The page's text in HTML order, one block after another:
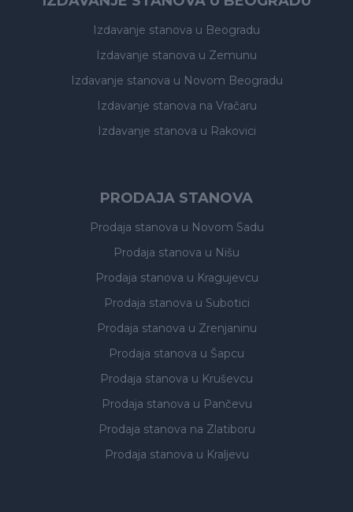
Izdavanje stanova u Beogradu
Izdavanje stanova u Zemunu
Izdavanje stanova u Novom Beogradu
Izdavanje stanova na Vračaru
Izdavanje stanova u Rakovici
PRODAJA STANOVA
Prodaja stanova u Novom Sadu
Prodaja stanova u Nišu
Prodaja stanova u Kragujevcu
Prodaja stanova u Subotici
Prodaja stanova u Zrenjaninu
Prodaja stanova u Šapcu
Prodaja stanova u Kruševcu
Prodaja stanova u Pančevu
Prodaja stanova na Zlatiboru
Prodaja stanova u Kraljevu